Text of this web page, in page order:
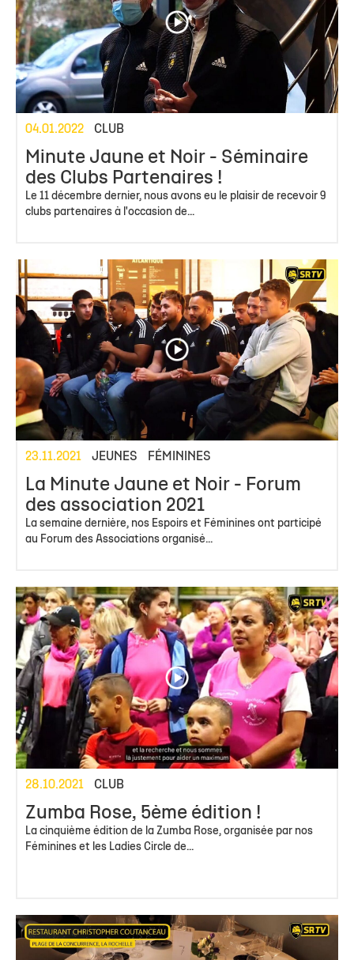
04.01.2022 CLUB
Minute Jaune et Noir - Séminaire
des Clubs Partenaires !
Le 11 décembre dernier, nous avons eu le plaisir de recevoir 9
clubs partenaires à l'occasion de...
23.11.2021 JEUNES FÉMININES
La Minute Jaune et Noir - Forum
des association 2021
La semaine dernière, nos Espoirs et Féminines ont participé
au Forum des Associations organisé...
28.10.2021 CLUB
Zumba Rose, 5ème édition !
La cinquième édition de la Zumba Rose, organisée par nos
Féminines et les Ladies Circle de...